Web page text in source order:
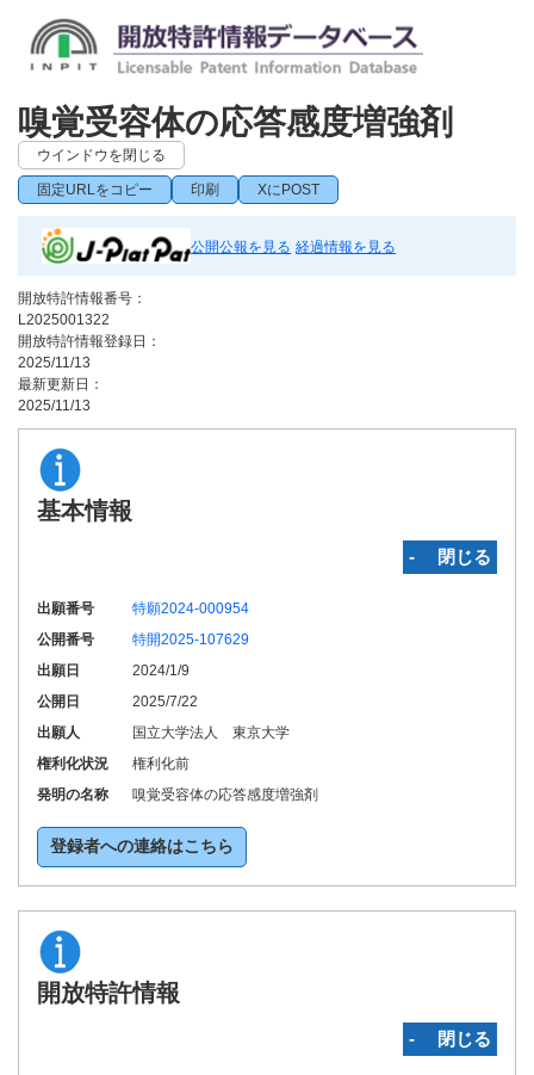
嗅覚受容体の応答感度増強剤
ウインドウを閉じる
固定URLをコピー 印刷 XにPOST
公開公報を見る 経過情報を見る
開放特許情報番号：
L2025001322
開放特許情報登録日：
2025/11/13
最新更新日：
2025/11/13
基本情報
‐ 閉じる
出願番号
特願2024-000954
公開番号
特開2025-107629
出願日
2024/1/9
公開日
2025/7/22
出願人
国立大学法人 東京大学
権利化状況
権利化前
発明の名称
嗅覚受容体の応答感度増強剤
登録者への連絡はこちら
開放特許情報
‐ 閉じる